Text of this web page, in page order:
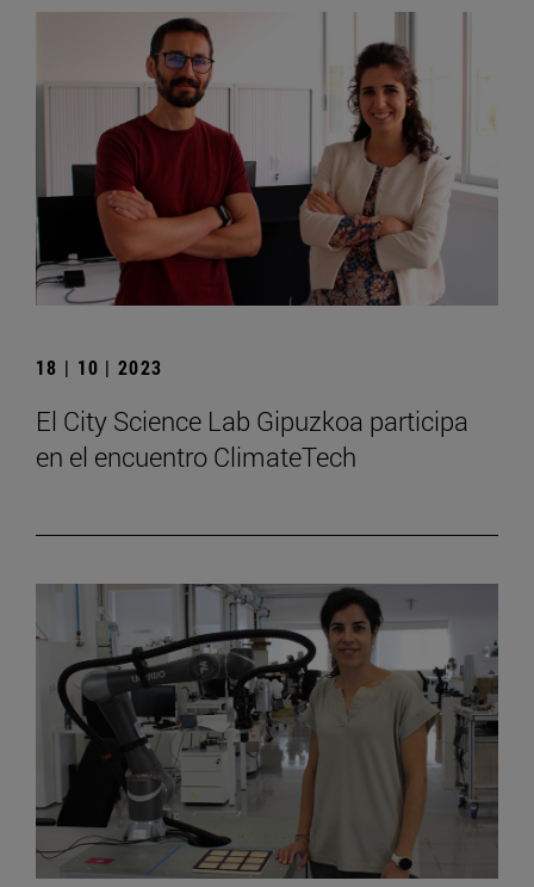
18 | 10 | 2023
El City Science Lab Gipuzkoa participa
en el encuentro ClimateTech